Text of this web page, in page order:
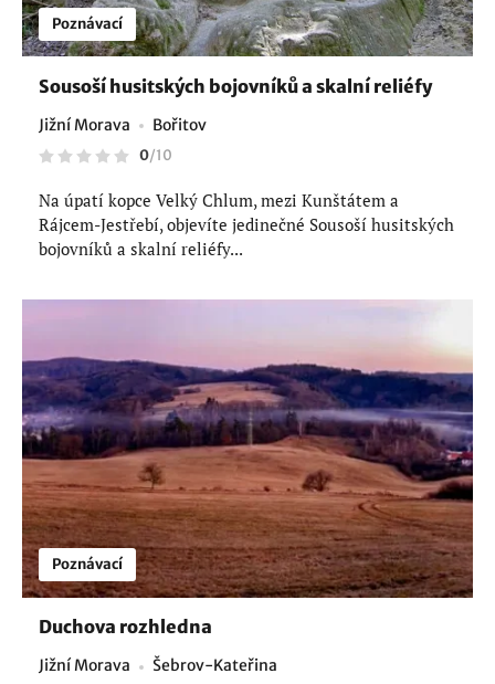
Poznávací
Sousoší husitských bojovníků a skalní reliéfy
Jižní Morava Bořitov
0/10
Na úpatí kopce Velký Chlum, mezi Kunštátem a
Rájcem-Jestřebí, objevíte jedinečné Sousoší husitských
bojovníků a skalní reliéfy...
Poznávací
Duchova rozhledna
Jižní Morava Šebrov-Kateřina